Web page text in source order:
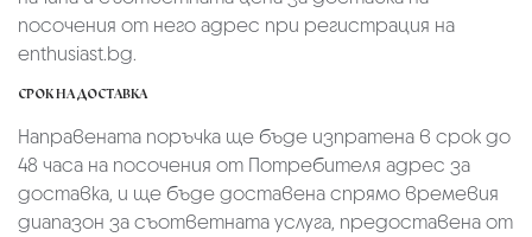
посочения от него адрес при регистрация на
enthusiast.bg.
СРОК НА ДОСТАВКА
Направената поръчка ще бъде изпратена в срок до
48 часа на посочения от Потребителя адрес за
доставка, и ще бъде доставена спрямо времевия
диапазон за съответната услуга, предоставена от